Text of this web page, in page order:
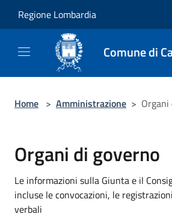
Regione Lombardia
Comune di
Home > Amministrazione >
Organi di governo
Le informazioni sulla Giunta e il
incluse le convocazioni, le
verbali